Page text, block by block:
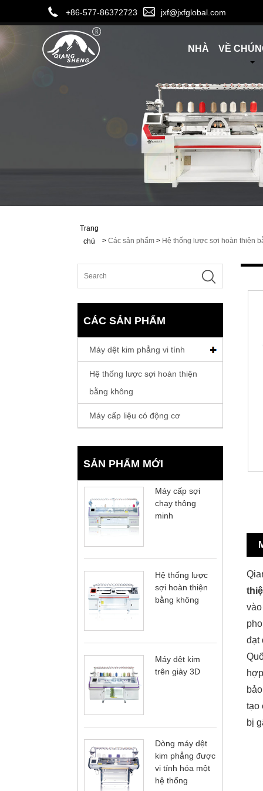
+86-577-86372723 jxf@jxfglobal.com
NHÀ VỀ
Trang
chủ
> Các sản phẩm > Hệ thống lược sợi hoàn thiện
CÁC SẢN PHẨM
Máy dệt kim phẳng vi tính
Hệ thống lược sợi hoàn thiện
bằng không
Máy cấp liệu có động cơ
SẢN PHẨM MỚI
Máy cấp sợi
chạy thông
minh
Hệ thống lược
sợi hoàn thiện
bằng không
Máy dệt kim
trên giày 3D
Dòng máy dệt
kim phẳng được
vi tính hóa một
hệ thống
đạt
tạo
bị